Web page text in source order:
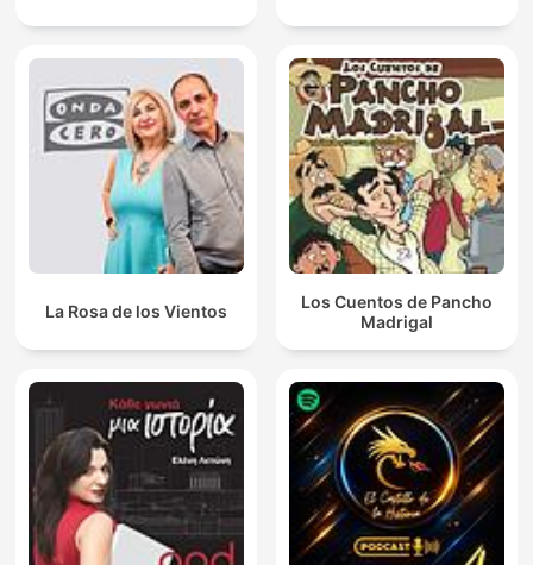
La Rosa de los Vientos
Los Cuentos de Pancho
Madrigal